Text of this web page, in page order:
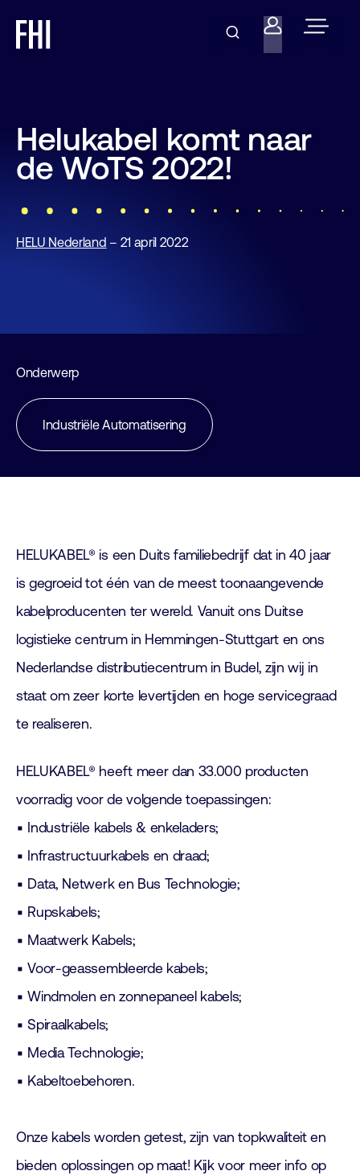
Helukabel komt naar
de WoTS 2022!
HELU Nederland – 21 april 2022
Onderwerp
Industriële Automatisering
HELUKABEL® is een Duits familiebedrijf dat in 40 jaar
is gegroeid tot één van de meest toonaangevende
kabelproducenten ter wereld. Vanuit ons Duitse
logistieke centrum in Hemmingen-Stuttgart en ons
Nederlandse distributiecentrum in Budel, zijn wij in
staat om zeer korte levertijden en hoge servicegraad
te realiseren.
HELUKABEL® heeft meer dan 33.000 producten
voorradig voor de volgende toepassingen:
▪ Industriële kabels & enkeladers;
▪ Infrastructuurkabels en draad;
▪ Data, Netwerk en Bus Technologie;
▪ Rupskabels;
▪ Maatwerk Kabels;
▪ Voor-geassembleerde kabels;
▪ Windmolen en zonnepaneel kabels;
▪ Spiraalkabels;
▪ Media Technologie;
▪ Kabeltoebehoren.
Onze kabels worden getest, zijn van topkwaliteit en
bieden oplossingen op maat! Kijk voor meer info op